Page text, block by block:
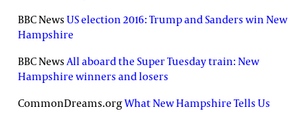
BBC News US election 2016: Trump and Sanders win New
Hampshire
BBC NewsAll aboard the Super Tuesday train: New
Hampshire winners and losers
CommonDreams.orgWhat New Hampshire Tells Us